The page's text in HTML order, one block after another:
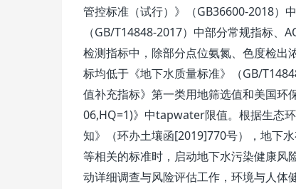
管控标准（试行）》（GB36600-2018）
（GB/T14848-2017） 中部分常规指标
检测指标中，除部分点位氨氮、色度检出
标均低于 《地下水质量标准》（GB/
值补充指标》第一类用地筛选值和美国环
06,HQ=1)》中tapwater限值。根据生态
知》（环办土壤函[2019]770号），地下
等相关的标准时，启动地下水污染健康风
动详细调查与风险评估工作，环境与人体